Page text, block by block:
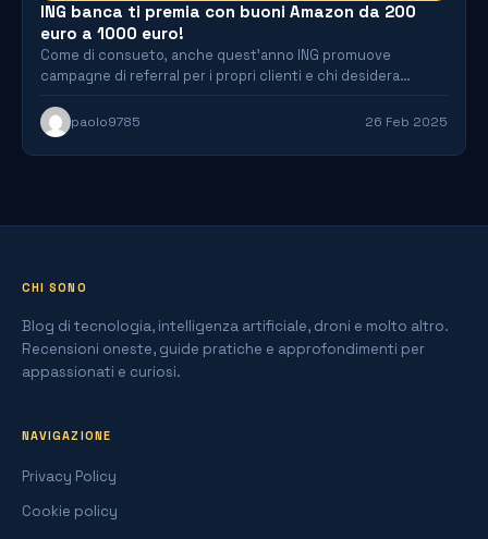
ING banca ti premia con buoni Amazon da 200
euro a 1000 euro!
Come di consueto, anche quest'anno ING promuove
campagne di referral per i propri clienti e chi desidera
avere…
paolo9785 26 Feb 2025
CHI SONO
Blog di tecnologia, intelligenza artificiale, droni e molto altro.
Recensioni oneste, guide pratiche e approfondimenti per
appassionati e curiosi.
NAVIGAZIONE
Privacy Policy
Cookie policy